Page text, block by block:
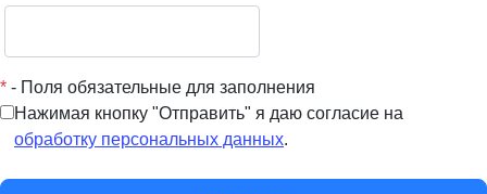
* - Поля обязательные для заполнения
Нажимая кнопку "Отправить" я даю согласие на
обработку персональных данных.